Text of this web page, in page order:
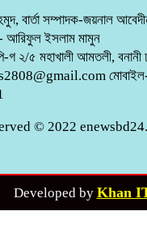
বার্তা সম্পাদক-জয়নাল
আরিফুল ইসলাম মামুন
গ ২/৫ মহাখালী আমতলী, বনানী
© 2022
Developed by Khan